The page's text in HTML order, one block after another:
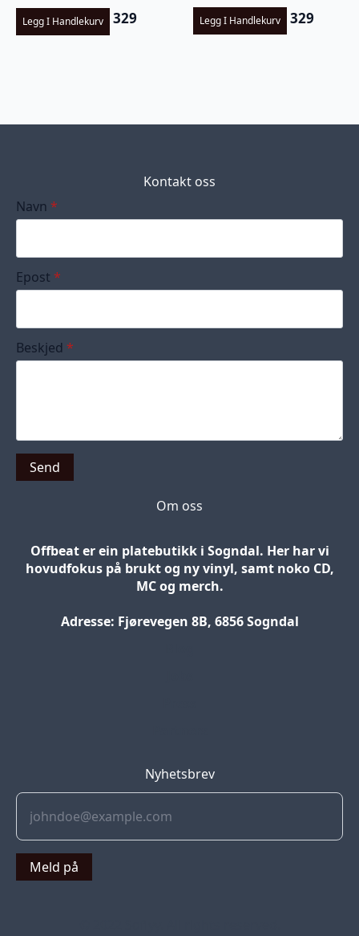
Legg I Handlekurv 329 Legg I Handlekurv 329
Kontakt oss
Navn *
Epost *
Beskjed *
Send
Om oss
Offbeat er ein platebutikk i Sogndal. Her har vi
hovudfokus på brukt og ny vinyl, samt noko CD,
MC og merch.
Adresse: Fjørevegen 8B, 6856 Sogndal
Nyhetsbrev
Meld på